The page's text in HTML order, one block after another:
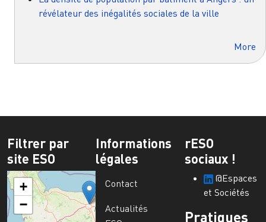
révélateur des inégalités sociales de la ville
More
Filtrer par
site ESO
+
−
Informations
légales
Contact
Actualités
rESO
sociaux !
@Espaces
et Sociétés
Pratiques